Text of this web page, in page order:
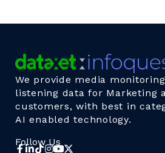
We provide media
listening data for Marketing
customers, with best in
AI enabled technology.
Follow Us